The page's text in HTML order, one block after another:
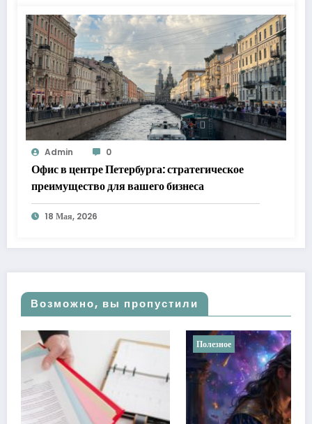
Admin 0
Офис в центре Петербурга: стратегическое
преимущество для вашего бизнеса
18 Мая, 2026
Возможно, вы пропустили
Полезное